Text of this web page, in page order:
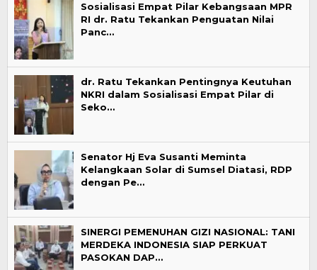
Sosialisasi Empat Pilar Kebangsaan MPR
RI dr. Ratu Tekankan Penguatan Nilai
Panc…
dr. Ratu Tekankan Pentingnya Keutuhan
NKRI dalam Sosialisasi Empat Pilar di
Seko…
Senator Hj Eva Susanti Meminta
Kelangkaan Solar di Sumsel Diatasi, RDP
dengan Pe…
SINERGI PEMENUHAN GIZI NASIONAL: TANI
MERDEKA INDONESIA SIAP PERKUAT
PASOKAN DAP…